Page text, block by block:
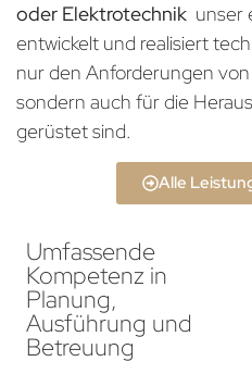
oder Elektrotechnik unser
entwickelt und realisiert
nur den Anforderungen
sondern auch für die
gerüstet sind.
Alle
Umfassende
Kompetenz in
Planung,
Ausführung und
Betreuung